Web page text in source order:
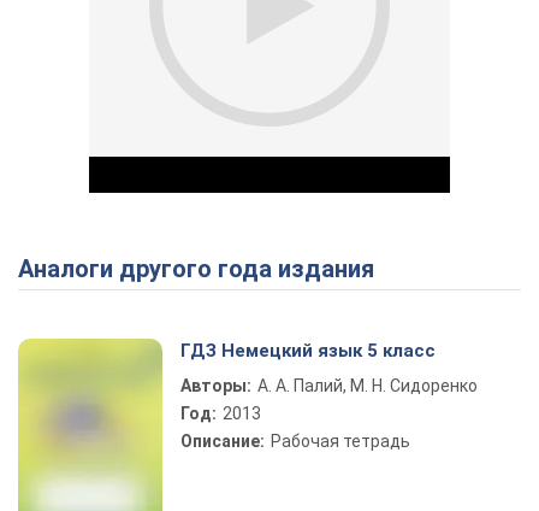
Play Video
Аналоги другого года издания
ГДЗ Немецкий язык 5 класс
Авторы: А. А. Палий, М. Н. Сидоренко
Год: 2013
Описание: Рабочая тетрадь